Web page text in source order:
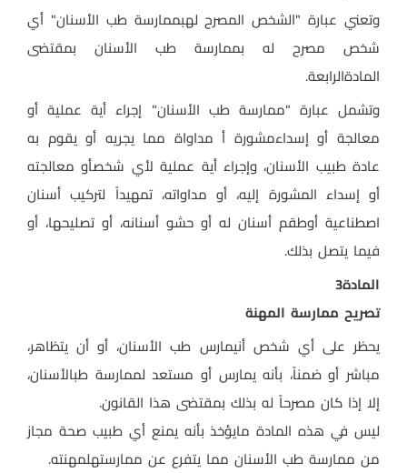
وتعني عبارة "الشخص المصرح لهبممارسة طب الأسنان" أي
شخص مصرح له بممارسة طب الأسنان بمقتضى
المادةالرابعة.
وتشمل عبارة "ممارسة طب الأسنان" إجراء أية عملية أو
معالجة أو إسداءمشورة أ مداواة مما يجريه أو يقوم به
عادة طبيب الأسنان، وإجراء أية عملية لأي شخصأو معالجته
أو إسداء المشورة إليه، أو مداواته، تمهيداً لتركيب أسنان
اصطناعية أوطقم أسنان له أو حشو أسنانه، أو تصليحها، أو
فيما يتصل بذلك.
المادة3
تصريح ممارسة المهنة
يحظر على أي شخص أنيمارس طب الأسنان، أو أن يتظاهر،
مباشر أو ضمناً، بأنه يمارس أو مستعد لممارسة طبالأسنان،
إلا إذا كان مصرحاً له بذلك بمقتضى هذا القانون.
ليس في هذه المادة مايؤخذ بأنه يمنع أي طبيب صحة مجاز
من ممارسة طب الأسنان مما يتفرع عن ممارستهلمهنته.